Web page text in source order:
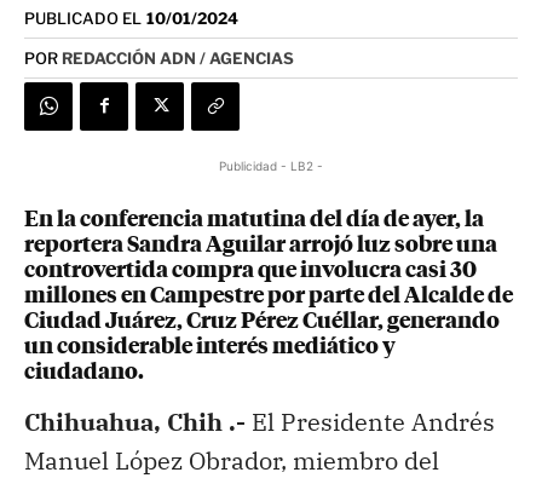
PUBLICADO EL 10/01/2024
POR REDACCIÓN ADN / AGENCIAS
Publicidad - LB2 -
En la conferencia matutina del día de ayer, la
reportera Sandra Aguilar arrojó luz sobre una
controvertida compra que involucra casi 30
millones en Campestre por parte del Alcalde de
Ciudad Juárez, Cruz Pérez Cuéllar, generando
un considerable interés mediático y
ciudadano.
Chihuahua, Chih .- El Presidente Andrés
Manuel López Obrador, miembro del